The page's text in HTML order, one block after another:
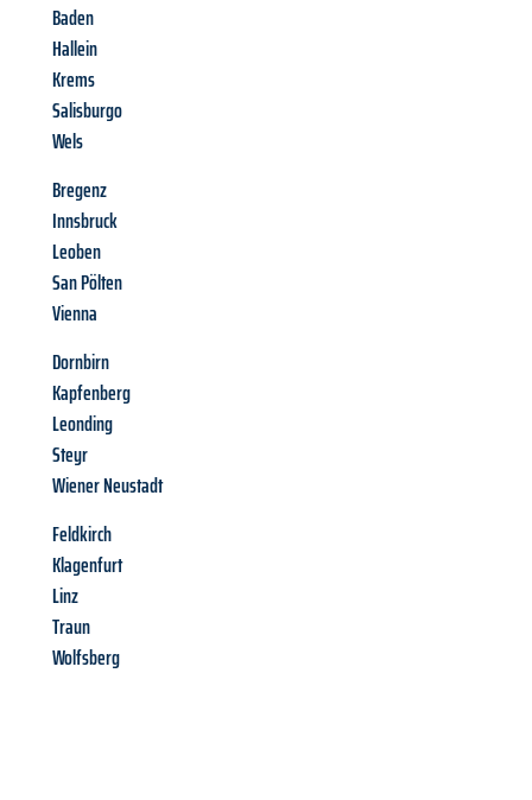
Baden
Hallein
Krems
Salisburgo
Wels
Bregenz
Innsbruck
Leoben
San Pölten
Vienna
Dornbirn
Kapfenberg
Leonding
Steyr
Wiener Neustadt
Feldkirch
Klagenfurt
Linz
Traun
Wolfsberg